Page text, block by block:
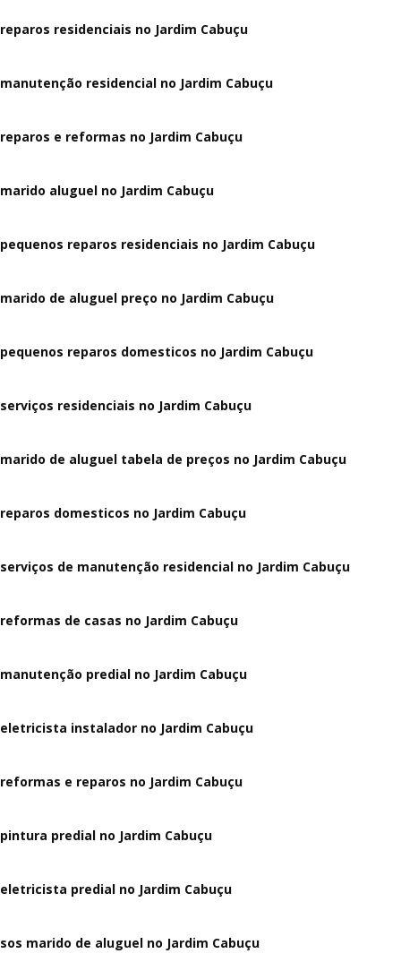
reparos residenciais no Jardim Cabuçu
manutenção residencial no Jardim Cabuçu
reparos e reformas no Jardim Cabuçu
marido aluguel no Jardim Cabuçu
pequenos reparos residenciais no Jardim Cabuçu
marido de aluguel preço no Jardim Cabuçu
pequenos reparos domesticos no Jardim Cabuçu
serviços residenciais no Jardim Cabuçu
marido de aluguel tabela de preços no Jardim Cabuçu
reparos domesticos no Jardim Cabuçu
serviços de manutenção residencial no Jardim Cabuçu
reformas de casas no Jardim Cabuçu
manutenção predial no Jardim Cabuçu
eletricista instalador no Jardim Cabuçu
reformas e reparos no Jardim Cabuçu
pintura predial no Jardim Cabuçu
eletricista predial no Jardim Cabuçu
sos marido de aluguel no Jardim Cabuçu